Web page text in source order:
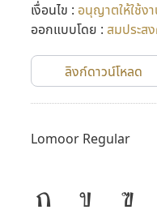
เงื่อนไข : อนุญาตให้ใช้
ออกแบบโดย : สมประส
ลิงก์ดาวน์โหลด
Lomoor Regular
ก ข
ฃ